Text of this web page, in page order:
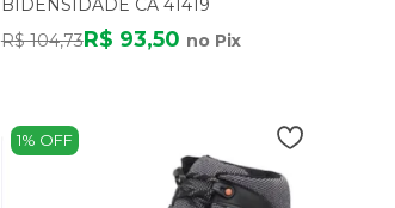
BIDENSIDADE CA 41419
R$ 104,73R$ 93,50 no Pix
1% OFF